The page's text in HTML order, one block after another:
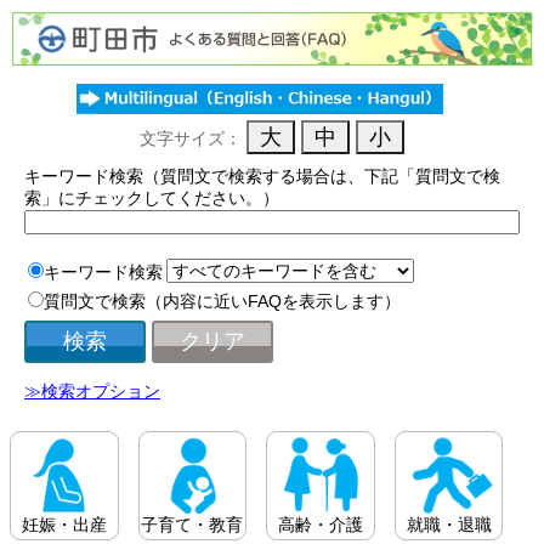
文字サイズ：
キーワード検索（質問文で検索する場合は、下記「質問文で検
索」にチェックしてください。）
キーワード検索
質問文で検索（内容に近いFAQを表示します）
≫検索オプション
妊娠・出産 子育て・教育 高齢・介護 就職・退職